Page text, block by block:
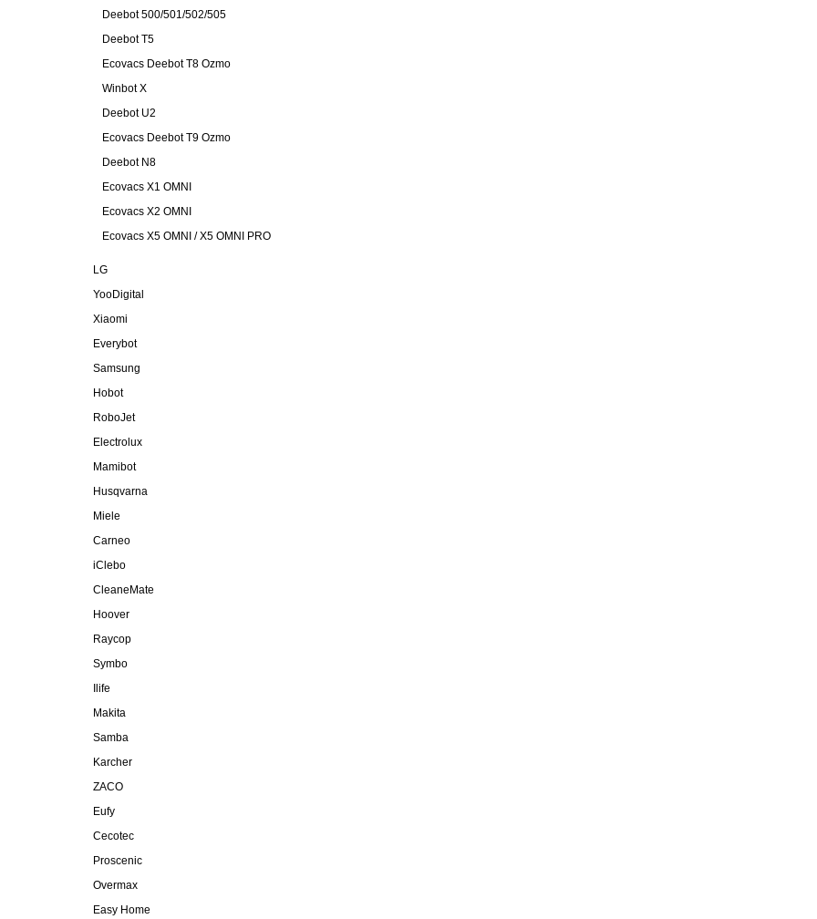
Deebot 500/501/502/505
Deebot T5
Ecovacs Deebot T8 Ozmo
Winbot X
Deebot U2
Ecovacs Deebot T9 Ozmo
Deebot N8
Ecovacs X1 OMNI
Ecovacs X2 OMNI
Ecovacs X5 OMNI / X5 OMNI PRO
LG
YooDigital
Xiaomi
Everybot
Samsung
Hobot
RoboJet
Electrolux
Mamibot
Husqvarna
Miele
Carneo
iClebo
CleaneMate
Hoover
Raycop
Symbo
Ilife
Makita
Samba
Karcher
ZACO
Eufy
Cecotec
Proscenic
Overmax
Easy Home